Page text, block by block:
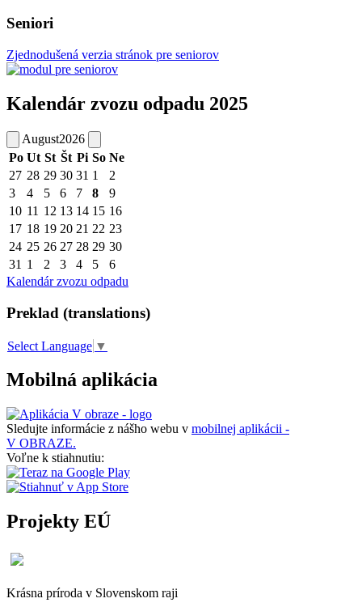
Seniori
Zjednodušená verzia stránok pre seniorov
Kalendár zvozu odpadu 2025
August2026
Po Ut St Št Pi So Ne
27 28 29 30 31 1
2
3
4 5 6 7 8
9
10 11 12 13 14 15 16
17 18 19 20 21 22 23
24 25 26 27 28 29 30
31 1 2 3 4 5
6
Kalendár zvozu odpadu
Preklad (translations)
Select Language ▼
Mobilná aplikácia
Sledujte informácie z nášho webu v mobilnej aplikácii -
V OBRAZE.
Voľne k stiahnutiu:
Projekty EÚ
Krásna príroda v Slovenskom raji